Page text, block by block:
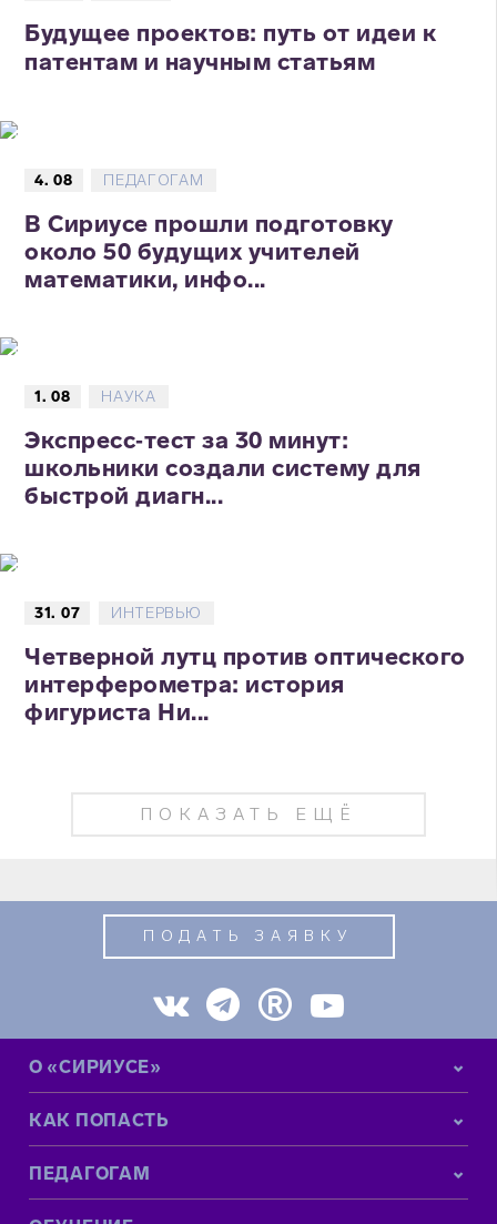
Будущее проектов: путь от идеи к
патентам и научным статьям
4. 08 ПЕДАГОГАМ
В Сириусе прошли подготовку
около 50 будущих учителей
математики, инфо...
1. 08 НАУКА
Экспресс‑тест за 30 минут:
школьники создали систему для
быстрой диагн...
31. 07 ИНТЕРВЬЮ
Четверной лутц против оптического
интерферометра: история
фигуриста Ни...
ПОКАЗАТЬ ЕЩЁ
ПОДАТЬ ЗАЯВКУ
О «СИРИУСЕ»
КАК ПОПАСТЬ
ПЕДАГОГАМ